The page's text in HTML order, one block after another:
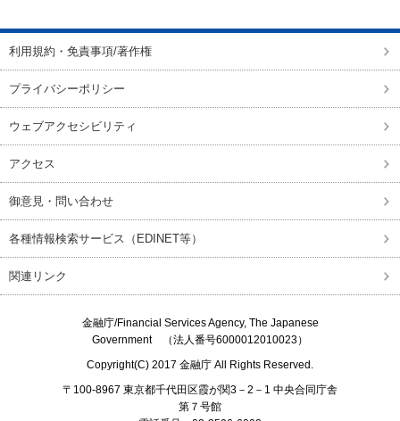
利用規約・免責事項/著作権
プライバシーポリシー
ウェブアクセシビリティ
アクセス
御意見・問い合わせ
各種情報検索サービス（EDINET等）
関連リンク
金融庁/Financial Services Agency, The Japanese
Government（法人番号6000012010023）
Copyright(C) 2017 金融庁 All Rights Reserved.
〒100-8967 東京都千代田区霞が関3－2－1 中央合同庁舎
第７号館